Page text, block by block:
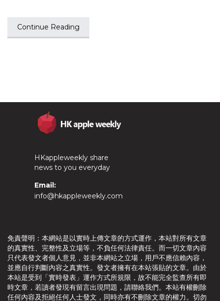
Continue Reading
HKappleweekly share
news to you everyday
Email:
info@hkappleweekly.com
免責聲明：本網站是以實時上傳文章的方式運作，本站對所有文章
的真實性、完整性及立場等，不負任何法律責任。而一切文章內容
只代表發文者個人意見，並非本網站之立場，用戶不應信賴內容，
並應自行判斷內容之真實性。發文者擁有在本站張貼的文章。由於
本站是受到「實時發表」運作方式所規限，故不能完全監查所有即
時文章，若讀者發現有留言出現問題，請聯絡我們。本站有權刪除
任何內容及拒絕任何人士發文，同時亦有不刪除文章的權力。切勿